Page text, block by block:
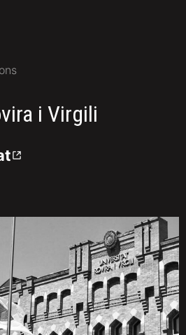
i Virgili